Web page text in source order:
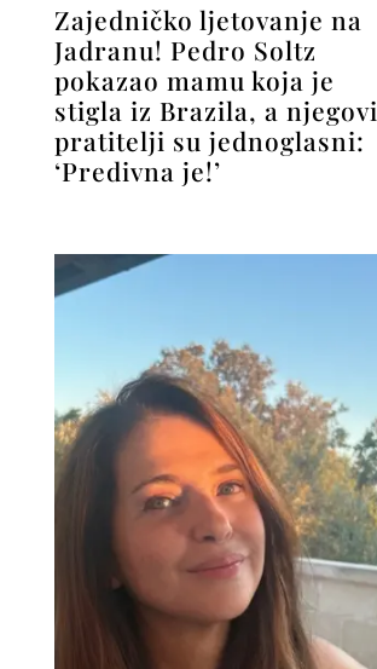
Zajedničko ljetovanje na
Jadranu! Pedro Soltz
pokazao mamu koja je
stigla iz Brazila, a njegovi
pratitelji su jednoglasni:
‘Predivna je!’